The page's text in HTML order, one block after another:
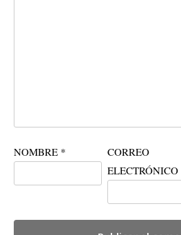
NOMBRE *
CORREO
ELECTRÓNICO